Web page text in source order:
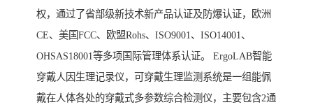
权，通过了省部级新技术新产品认证及防爆认证，欧洲
CE、美国FCC、欧盟Rohs、ISO9001、ISO14001、
OHSAS18001等多项国际管理体系认证。 ErgoLAB智能
穿戴人因生理记录仪，可穿戴生理监测系统是一组能佩
戴在人体各处的穿戴式多参数综合检测仪，主要包含2通